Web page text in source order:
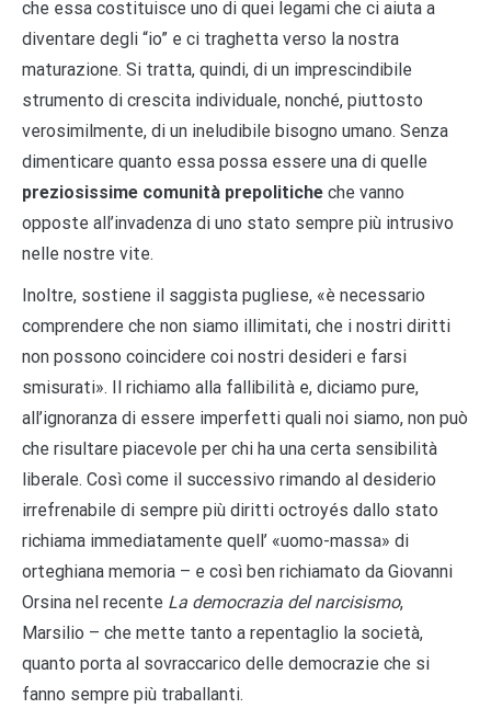
che essa costituisce uno di quei legami che ci aiuta a
diventare degli “io” e ci traghetta verso la nostra
maturazione. Si tratta, quindi, di un imprescindibile
strumento di crescita individuale, nonché, piuttosto
verosimilmente, di un ineludibile bisogno umano. Senza
dimenticare quanto essa possa essere una di quelle
preziosissime comunità prepolitiche che vanno
opposte all’invadenza di uno stato sempre più intrusivo
nelle nostre vite.
Inoltre, sostiene il saggista pugliese, «è necessario
comprendere che non siamo illimitati, che i nostri diritti
non possono coincidere coi nostri desideri e farsi
smisurati». Il richiamo alla fallibilità e, diciamo pure,
all’ignoranza di essere imperfetti quali noi siamo, non può
che risultare piacevole per chi ha una certa sensibilità
liberale. Così come il successivo rimando al desiderio
irrefrenabile di sempre più diritti octroyés dallo stato
richiama immediatamente quell’ «uomo-massa» di
orteghiana memoria – e così ben richiamato da Giovanni
Orsina nel recente La democrazia del narcisismo,
Marsilio – che mette tanto a repentaglio la società,
quanto porta al sovraccarico delle democrazie che si
fanno sempre più traballanti.